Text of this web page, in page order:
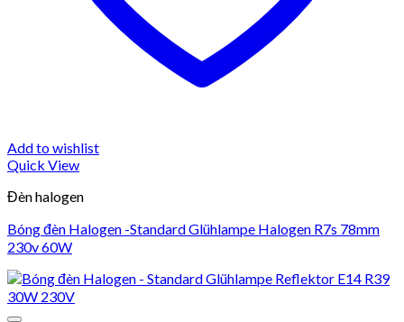
Add to wishlist
Quick View
Đèn halogen
Bóng đèn Halogen -Standard Glühlampe Halogen R7s 78mm
230v 60W